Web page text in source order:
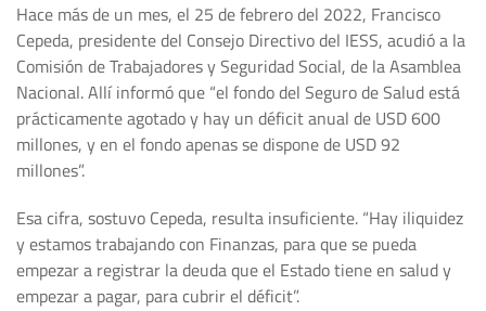
Hace más de un mes, el 25 de febrero del 2022, Francisco
Cepeda, presidente del Consejo Directivo del IESS, acudió a la
Comisión de Trabajadores y Seguridad Social, de la Asamblea
Nacional. Allí informó que “el fondo del Seguro de Salud está
prácticamente agotado y hay un déficit anual de USD 600
millones, y en el fondo apenas se dispone de USD 92
millones”.
Esa cifra, sostuvo Cepeda, resulta insuficiente. “Hay iliquidez
y estamos trabajando con Finanzas, para que se pueda
empezar a registrar la deuda que el Estado tiene en salud y
empezar a pagar, para cubrir el déficit”.